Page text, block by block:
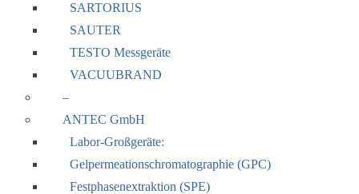
SARTORIUS
SAUTER
TESTO Messgeräte
VACUUBRAND
–
ANTEC GmbH
Labor-Großgeräte:
Gelpermeationschromatographie (GPC)
Festphasenextraktion (SPE)